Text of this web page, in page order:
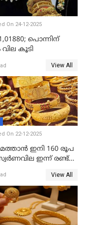
On 24-12-2025
പൊന്നിന്
വില കൂടി
View All
On 22-12-2025
ഇനി 160 രൂപ
ഇന്ന് രണ്ട്
View All